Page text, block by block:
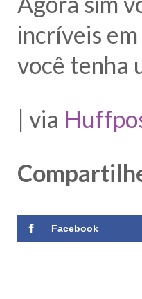
incríveis
você tenha
| via
Facebook